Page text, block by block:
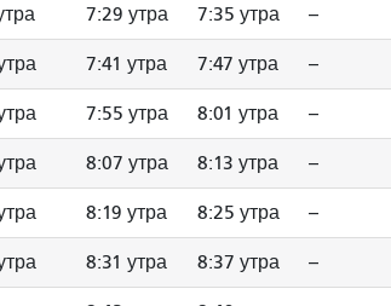
7:29 утра 7:35 утра --
7:41 утра 7:47 утра --
7:55 утра 8:01 утра --
8:07 утра 8:13 утра --
8:19 утра 8:25 утра --
8:31 утра 8:37 утра --